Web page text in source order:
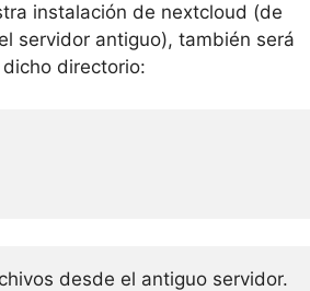
instalación de nextcloud (de
servidor antiguo), también será
directorio:
desde el antiguo servidor.